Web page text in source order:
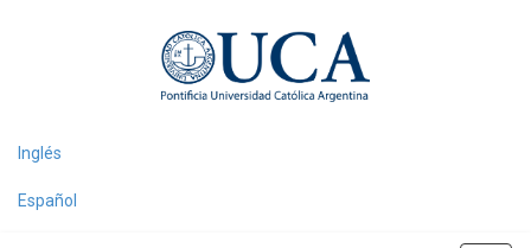
Inglés
Español